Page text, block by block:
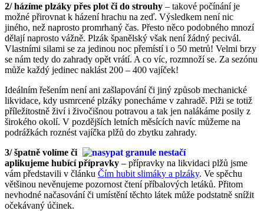
2/ házíme plzáky přes plot či do strouhy – takové počínání je
možné přirovnat k házení hrachu na zeď. Výsledkem není nic
jiného, než naprosto promrhaný čas. Přesto něco podobného mnozí
dělají naprosto vážně. Plzák španělský však není žádný pecivál.
Vlastními silami se za jedinou noc přemístí i o 50 metrů! Velmi brzy
se nám tedy do zahrady opět vrátí. A co víc, rozmnoží se. Za sezónu
může každý jedinec naklást 200 – 400 vajíček!
Ideálním řešením není ani zašlapování či jiný způsob mechanické
likvidace, kdy usmrcené plzáky ponecháme v zahradě. Plži se totiž
příležitostně živí i živočišnou potravou a tak jen nalákáme posily z
širokého okolí. V pozdějších letních měsících navíc můžeme na
podrážkách roznést vajíčka plžů do zbytku zahrady.
3/ špatně volíme či
aplikujeme hubící přípravky – přípravky na likvidaci plžů jsme
vám představili v článku Čím hubit slimáky a plzáky. Ve spěchu
většinou nevěnujeme pozornost čtení příbalových letáků. Přitom
nevhodné načasování či umístění těchto látek může podstatně snížit
očekávaný účinek.